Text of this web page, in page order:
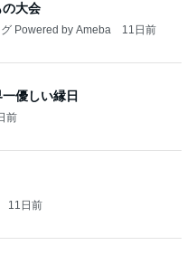
大会
Powered by Ameba 11日前
優しい縁日
前
11日前